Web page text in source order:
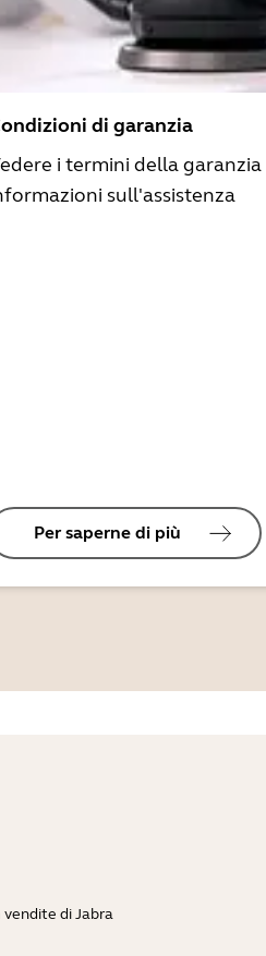
di garanzia
i termini della garanzia
sull'assistenza
Per saperne di più
di Jabra